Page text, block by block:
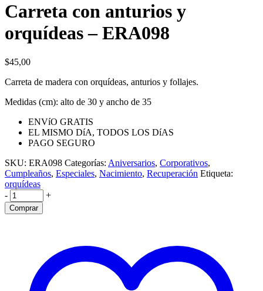
Carreta con anturios y
orquídeas – ERA098
$45,00
Carreta de madera con orquídeas, anturios y follajes.
Medidas (cm): alto de 30 y ancho de 35
ENVíO GRATIS
EL MISMO DíA, TODOS LOS DíAS
PAGO SEGURO
SKU: ERA098 Categorías: Aniversarios, Corporativos,
Cumpleaños, Especiales, Nacimiento, Recuperación Etiqueta:
orquídeas
-
+
Comprar